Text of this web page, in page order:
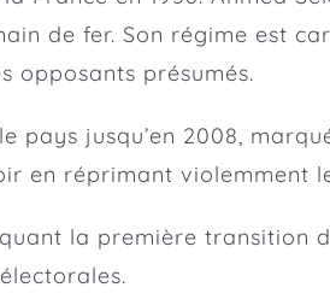
de fer. Son régime est
opposants présumés.
pays jusqu’en 2008,
en réprimant violemment
la première